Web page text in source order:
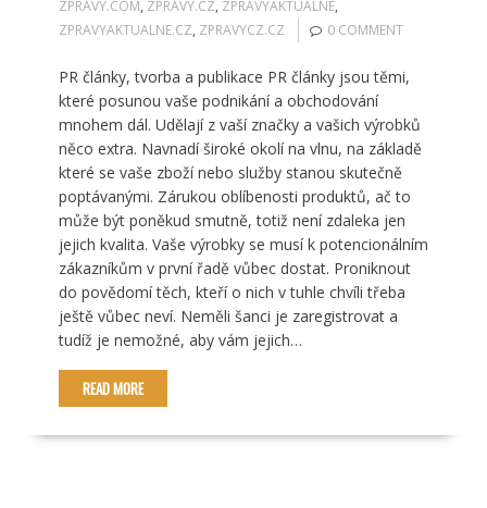
ZPRAVY.COM, ZPRAVY.CZ, ZPRAVYAKTUALNE,
ZPRAVYAKTUALNE.CZ, ZPRAVYCZ.CZ 0 COMMENT
PR články, tvorba a publikace PR články jsou těmi,
které posunou vaše podnikání a obchodování
mnohem dál. Udělají z vaší značky a vašich výrobků
něco extra. Navnadí široké okolí na vlnu, na základě
které se vaše zboží nebo služby stanou skutečně
poptávanými. Zárukou oblíbenosti produktů, ač to
může být poněkud smutně, totiž není zdaleka jen
jejich kvalita. Vaše výrobky se musí k potencionálním
zákazníkům v první řadě vůbec dostat. Proniknout
do povědomí těch, kteří o nich v tuhle chvíli třeba
ještě vůbec neví. Neměli šanci je zaregistrovat a
tudíž je nemožné, aby vám jejich…
READ MORE